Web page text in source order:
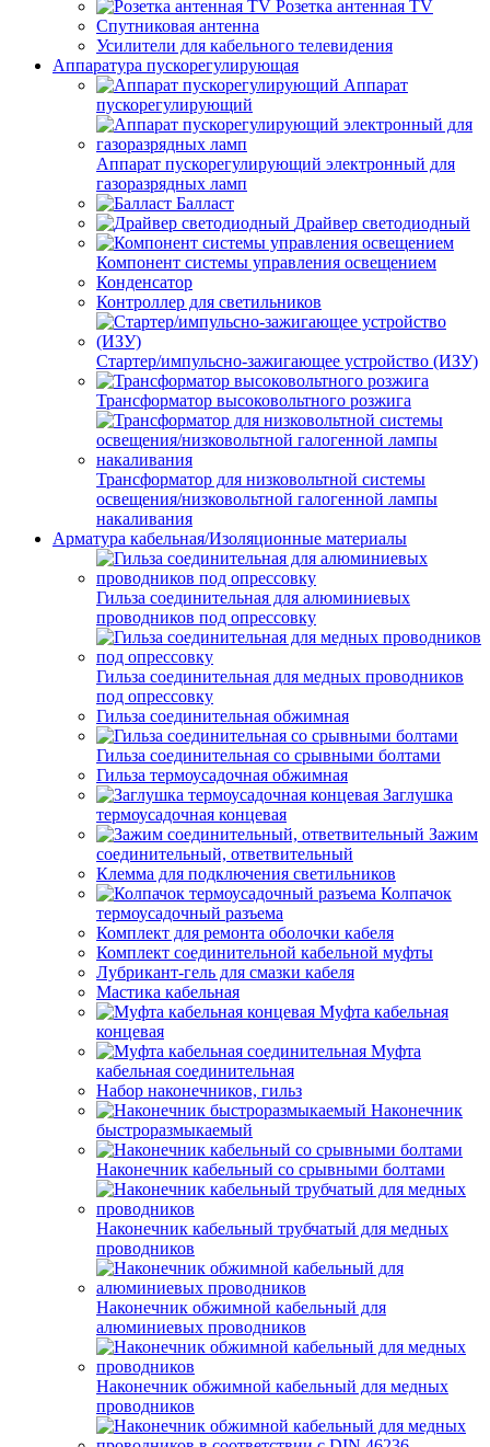
Розетка антенная TV
Спутниковая антенна
Усилители для кабельного телевидения
Аппаратура пускорегулирующая
Аппарат
пускорегулирующий
Аппарат пускорегулирующий электронный для
газоразрядных ламп
Балласт
Драйвер светодиодный
Компонент системы управления освещением
Конденсатор
Контроллер для светильников
Стартер/импульсно-зажигающее устройство (ИЗУ)
Трансформатор высоковольтного розжига
Трансформатор для низковольтной системы
освещения/низковольтной галогенной лампы
накаливания
Арматура кабельная/Изоляционные материалы
Гильза соединительная для алюминиевых
проводников под опрессовку
Гильза соединительная для медных проводников
под опрессовку
Гильза соединительная обжимная
Гильза соединительная со срывными болтами
Гильза термоусадочная обжимная
Заглушка
термоусадочная концевая
Зажим
соединительный, ответвительный
Клемма для подключения светильников
Колпачок
термоусадочный разъема
Комплект для ремонта оболочки кабеля
Комплект соединительной кабельной муфты
Лубрикант-гель для смазки кабеля
Мастика кабельная
Муфта кабельная
концевая
Муфта
кабельная соединительная
Набор наконечников, гильз
Наконечник
быстроразмыкаемый
Наконечник кабельный со срывными болтами
Наконечник кабельный трубчатый для медных
проводников
Наконечник обжимной кабельный для
алюминиевых проводников
Наконечник обжимной кабельный для медных
проводников